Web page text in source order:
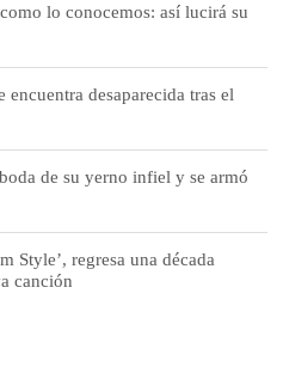
lo conocemos: así lucirá su
desaparecida tras el
de su yerno infiel y se armó
Style’, regresa una década
canción